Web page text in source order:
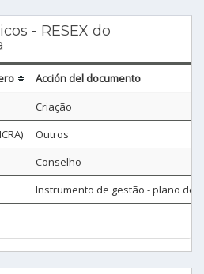
- RESEX do
Acción del documento
Criação
Outros
Conselho
Instrumento de gestão - plano de